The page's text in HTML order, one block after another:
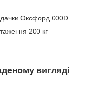
Оксфорд 600D
200 кг
вигляді